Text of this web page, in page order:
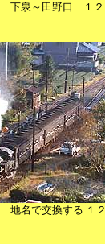
下泉～田野口 １２
地名で交換する １２